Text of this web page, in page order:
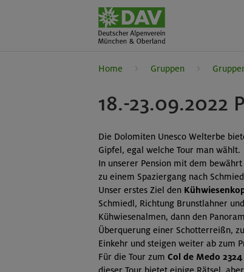
Home Gruppen
18.-23.09.2022
Die Dolomiten Unesco Welterbe
Gipfel, egal welche Tour man wählt.
In unserer Pension mit dem
zu einem Spaziergang nach
Unser erstes Ziel den
Schmiedl, Richtung Brunstlahner
Kühwiesenalmen, dann den
Überquerung einer Schotterreißn,
Einkehr und steigen weiter ab zum
Für die Tour zum Col de Medo